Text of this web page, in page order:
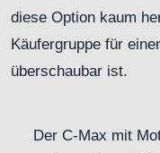
diese Option kaum
Käufergruppe für
überschaubar ist.
Der C-Max mit